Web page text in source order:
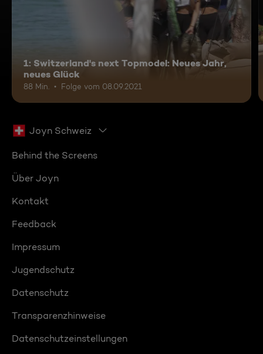
1: Switzerland's next Topmodel: Neues Jahr,
neues Glück
88 Min. Folge vom 08.09.2021
Joyn Schweiz
Behind the Screens
Über Joyn
Kontakt
Feedback
Impressum
Jugendschutz
Datenschutz
Transparenzhinweise
Datenschutzeinstellungen